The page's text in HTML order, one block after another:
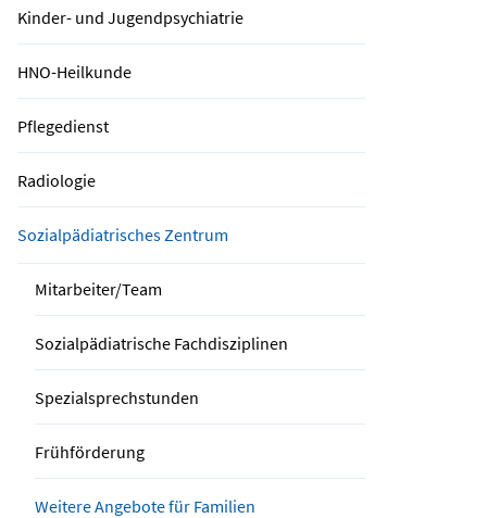
Kinder- und Jugendpsychiatrie
HNO-Heilkunde
Pflegedienst
Radiologie
Sozialpädiatrisches Zentrum
Mitarbeiter/Team
Sozialpädiatrische Fachdisziplinen
Spezialsprechstunden
Frühförderung
Weitere Angebote für Familien